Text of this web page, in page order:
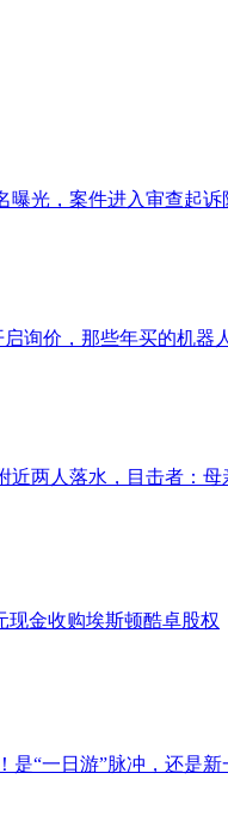
曝光，案件进入审查起诉
询价，那些年买的机器
近两人落水，目击者：
现金收购埃斯顿酷卓股权
是“一日游”脉冲，还是新